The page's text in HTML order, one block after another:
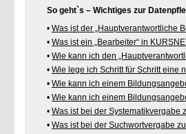
So geht`s – Wichtiges zur
• Was ist der „Hauptverantwortliche
• Was ist ein „Bearbeiter“ in
• Wie kann ich den
• Wie lege ich Schritt für Schritt eine
• Wie kann ich einem
• Wie kann ich einem
• Was ist bei der Systematikvergabe
• Was ist bei der Suchwortvergabe